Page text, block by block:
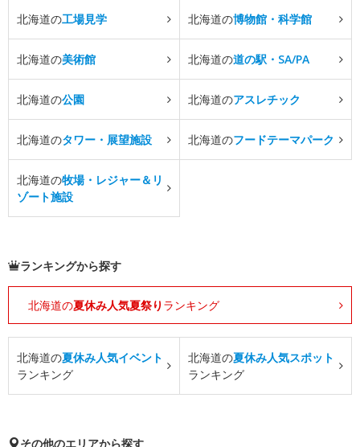
北海道の工場見学 北海道の博物館・科学館
北海道の美術館 北海道の道の駅・SA/PA
北海道の公園 北海道のアスレチック
北海道のタワー・展望施設 北海道のフードテーマパーク
北海道の牧場・レジャー＆リ
ゾート施設
ランキングから探す
北海道の夏休み人気夏祭り ランキング
北海道の夏休み人気イベント
ランキング
北海道の夏休み人気スポット
ランキング
その他のエリアから探す